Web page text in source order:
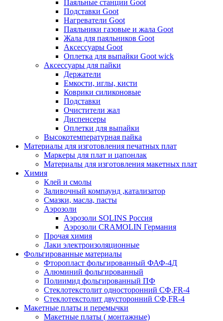
Паяльные станции Goot
Подставки Goot
Нагреватели Goot
Паяльники газовые и жала Goot
Жала для паяльников Goot
Аксессуары Goot
Оплетка для выпайки Goot wick
Аксессуары для пайки
Держатели
Емкости, иглы, кисти
Коврики силиконовые
Подставки
Очистители жал
Диспенсеры
Оплетки для выпайки
Высокотемпературная пайка
Материалы для изготовления печатных плат
Маркеры для плат и цапонлак
Материалы для изготовления макетных плат
Химия
Клей и смолы
Заливочный компаунд ,катализатор
Смазки, масла, пасты
Аэрозоли
Аэрозоли SOLINS Россия
Аэрозоли CRAMOLIN Германия
Прочая химия
Лаки электроизоляционные
Фольгированные материалы
Фторопласт фольгированный ФАФ-4Д
Алюминий фольгированный
Полиимид фольгированный ПФ
Стеклотекстолит односторонний CФ,FR-4
Стеклотекстолит двусторонний СФ,FR-4
Макетные платы и перемычки
Макетные платы ( монтажные)